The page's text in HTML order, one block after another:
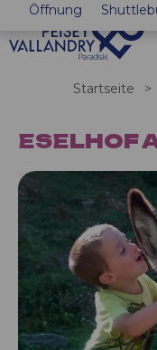
Öffnung
Startseite >
ESELHOF